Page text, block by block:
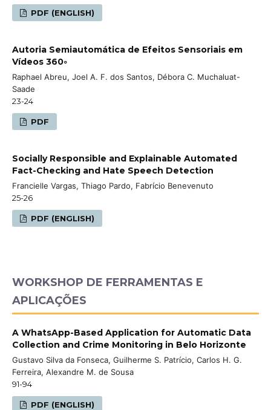
PDF (ENGLISH)
Autoria Semiautomática de Efeitos Sensoriais em
Vídeos 360◦
Raphael Abreu, Joel A. F. dos Santos, Débora C. Muchaluat-
Saade
23-24
PDF
Socially Responsible and Explainable Automated
Fact-Checking and Hate Speech Detection
Francielle Vargas, Thiago Pardo, Fabrício Benevenuto
25-26
PDF (ENGLISH)
WORKSHOP DE FERRAMENTAS E
APLICAÇÕES
A WhatsApp-Based Application for Automatic Data
Collection and Crime Monitoring in Belo Horizonte
Gustavo Silva da Fonseca, Guilherme S. Patrício, Carlos H. G.
Ferreira, Alexandre M. de Sousa
91-94
PDF (ENGLISH)